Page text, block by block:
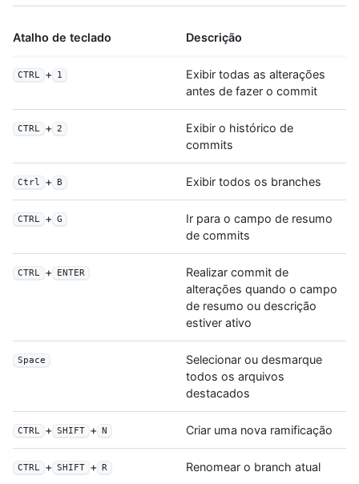
Atalho de teclado Descrição
CTRL + 1
Exibir todas as alterações
antes de fazer o commit
CTRL + 2
Exibir o histórico de
commits
Ctrl + B Exibir todos os branches
CTRL + G
Ir para o campo de resumo
de commits
CTRL + ENTER
Realizar commit de
alterações quando o campo
de resumo ou descrição
estiver ativo
Space
Selecionar ou desmarque
todos os arquivos
destacados
CTRL + SHIFT + N Criar uma nova ramificação
CTRL + SHIFT + R Renomear o branch atual